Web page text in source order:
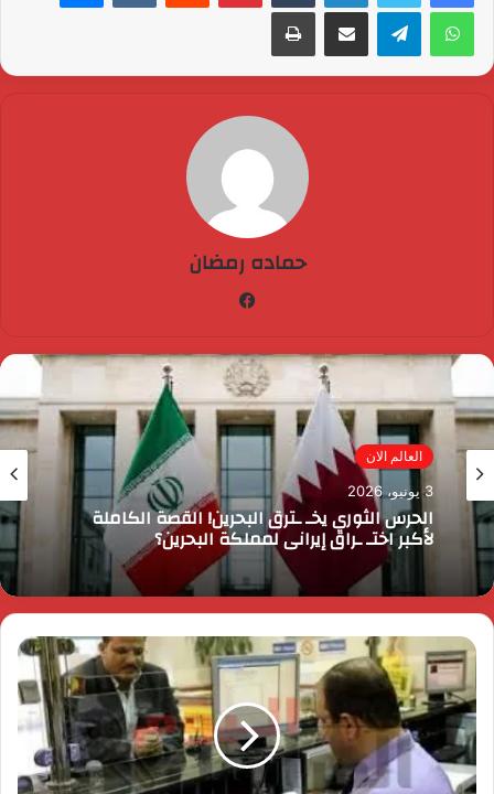
واتساب تيلقرام مشاركة عبر البريد طباعة
حماده رمضان
مصر الآن
رئيس الوزراء يقرر ضم مايا مرسي وزيرة التضامن
الاجتماعي إلى عضوية المجموعة الوزارية لريادة
الأعمال